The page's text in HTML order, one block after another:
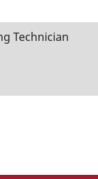
Technician